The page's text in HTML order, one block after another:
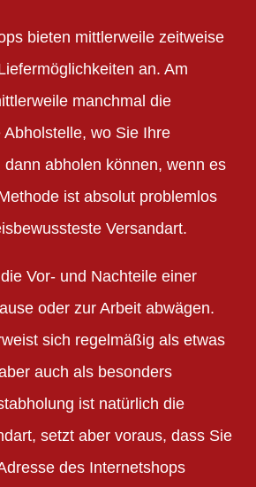
bieten mittlerweile zeitweise
an. Am
manchmal die
wo Sie Ihre
dann abholen können, wenn es
ist absolut problemlos
Versandart.
Vor- und Nachteile einer
oder zur Arbeit abwägen.
sich regelmäßig als etwas
auch als besonders
ist natürlich die
setzt aber voraus, dass Sie
des Internetshops